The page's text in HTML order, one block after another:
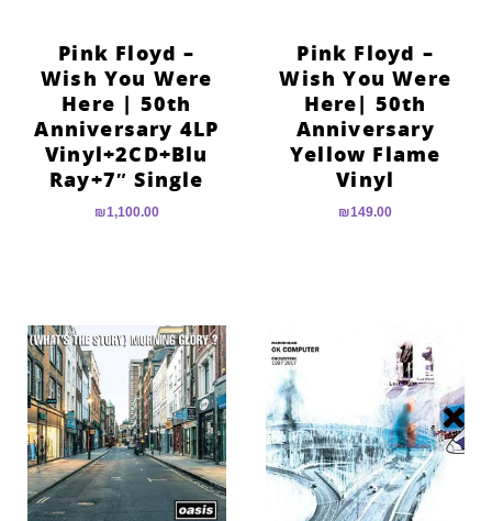
Pink Floyd –
Wish You Were
Here| 50th
Anniversary
Yellow Flame
Vinyl
₪149.00
Pink Floyd –
Wish You Were
Here | 50th
Anniversary 4LP
Vinyl+2CD+Blu
Ray+7″ Single
₪1,100.00